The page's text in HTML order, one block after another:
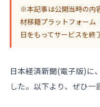
※本記事は公開当時の内
材移籍プラットフォーム
日をもってサービスを終
日本経済新聞(電子版)に
した。以下より、ぜひ一